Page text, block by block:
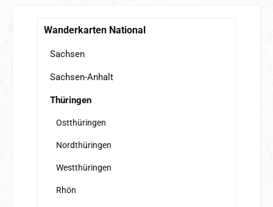
Wanderkarten National
Sachsen
Sachsen-Anhalt
Thüringen
Ostthüringen
Nordthüringen
Westthüringen
Rhön